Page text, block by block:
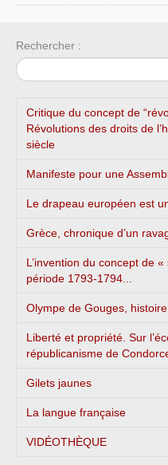
Rechercher :
Critique du concept de
Révolutions des droits de
siècle
Manifeste pour une
Le drapeau européen est
Grèce, chronique d’un
L’invention du concept de
période 1793-1794...
Olympe de Gouges,
Liberté et propriété. Sur
républicanisme de
Gilets jaunes
La langue française
VIDÉOTHÈQUE